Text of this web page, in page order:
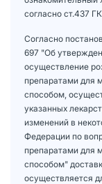
согласно ст.437
Согласно
697 "Об
осуществление
препаратами для
способом,
указанных
изменений в
Федерации по
препаратами для
способом"
осуществляется